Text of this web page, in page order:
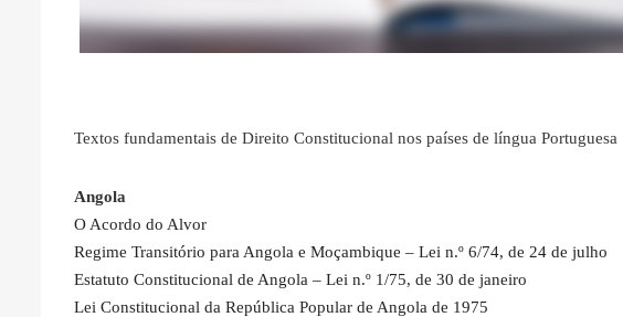
Textos fundamentais de Direito Constitucional nos países de língua Portuguesa
Angola
O Acordo do Alvor
Regime Transitório para Angola e Moçambique – Lei n.º 6/74, de 24 de julho
Estatuto Constitucional de Angola – Lei n.º 1/75, de 30 de janeiro
Lei Constitucional da República Popular de Angola de 1975